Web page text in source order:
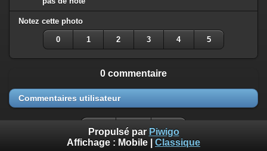
Notez cette photo
0 1 2 3 4 5
0 commentaire
Commentaires utilisateur
Propulsé par Piwigo
Affichage : Mobile Classique